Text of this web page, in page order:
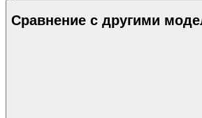
Сравнение с другими